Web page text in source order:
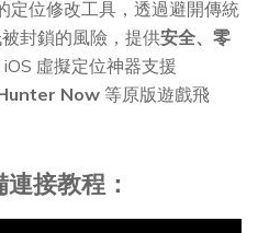
位修改工具，透過避開傳統
封鎖的風險，提供安全、零
虛擬定位神器支援
Now 等原版遊戲飛
接教程：